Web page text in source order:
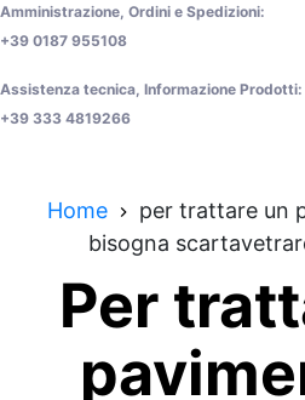
Amministrazione, Ordini e Spedizioni:
+39 0187 955108
Assistenza tecnica, Informazione Prodotti:
+39 333 4819266
Home
per trattare un
bisogna
Per